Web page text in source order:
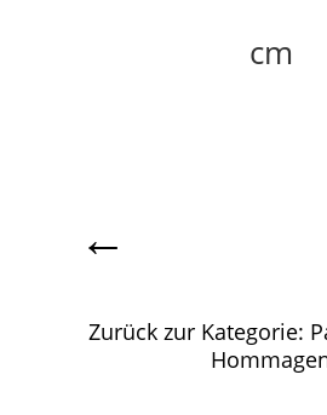
cm
←
Zurück zur Kategorie: